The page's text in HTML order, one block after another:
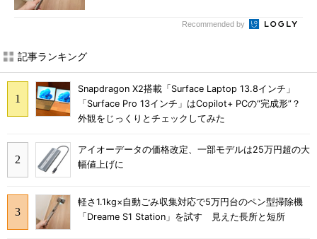
Recommended by
記事ランキング
Snapdragon X2搭載「Surface Laptop 13.8インチ」
「Surface Pro 13インチ」はCopilot+ PCの“完成形”？
外観をじっくりとチェックしてみた
アイオーデータの価格改定、一部モデルは25万円超の大
幅値上げに
軽さ1.1kg×自動ごみ収集対応で5万円台のペン型掃除機
「Dreame S1 Station」を試す 見えた長所と短所